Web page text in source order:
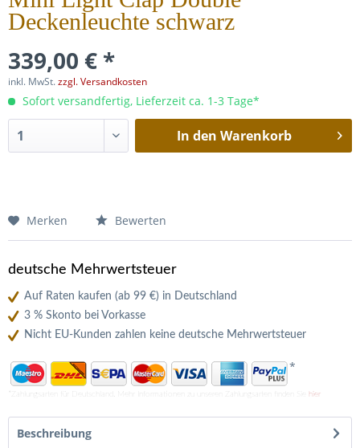
Deckenleuchte schwarz
339,00 € *
inkl. MwSt.zzgl. Versandkosten
Sofort versandfertig, Lieferzeit ca. 1-3 Tage*
In den Warenkorb
Merken Bewerten
deutsche Mehrwertsteuer
Auf Raten kaufen (ab 99 €) in Deutschland
3 % Skonto bei Vorkasse
Nicht EU-Kunden zahlen keine deutsche Mehrwertsteuer
*
*Zahlungsarten für Deutschland. Mehr Informationen zu unseren Zahlungsarten finden Sie hier
Beschreibung